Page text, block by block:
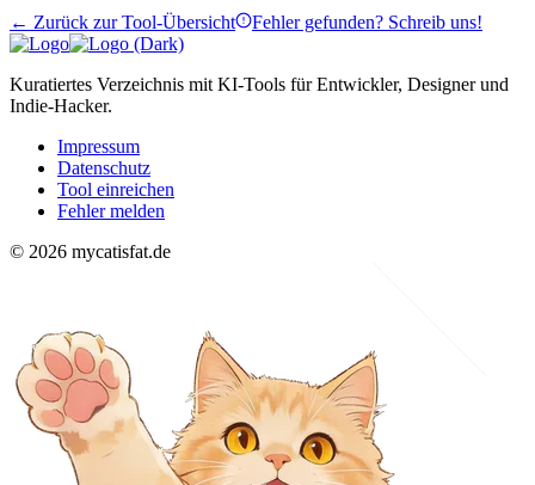
← Zurück zur Tool-Übersicht
Fehler gefunden? Schreib uns!
Kuratiertes Verzeichnis mit KI-Tools für Entwickler, Designer und
Indie-Hacker.
Impressum
Datenschutz
Tool einreichen
Fehler melden
© 2026 mycatisfat.de